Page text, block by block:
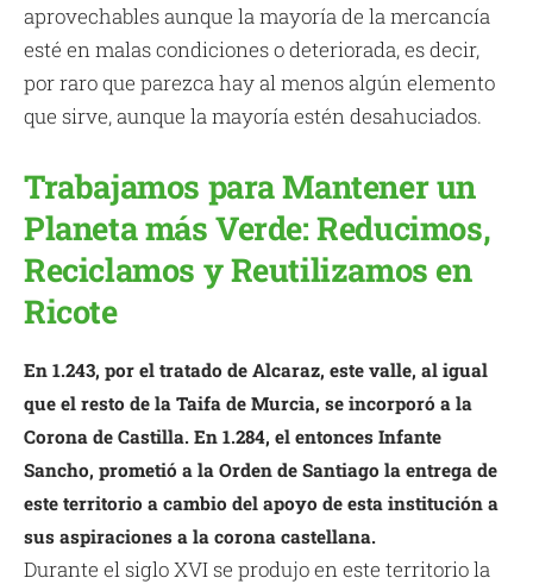
aprovechables aunque la mayoría de la mercancía
esté en malas condiciones o deteriorada, es decir,
por raro que parezca hay al menos algún elemento
que sirve, aunque la mayoría estén desahuciados.
Trabajamos para Mantener un
Planeta más Verde: Reducimos,
Reciclamos y Reutilizamos en
Ricote
En 1.243, por el tratado de Alcaraz, este valle, al igual
que el resto de la Taifa de Murcia, se incorporó a la
Corona de Castilla. En 1.284, el entonces Infante
Sancho, prometió a la Orden de Santiago la entrega de
este territorio a cambio del apoyo de esta institución a
sus aspiraciones a la corona castellana.
Durante el siglo XVI se produjo en este territorio la